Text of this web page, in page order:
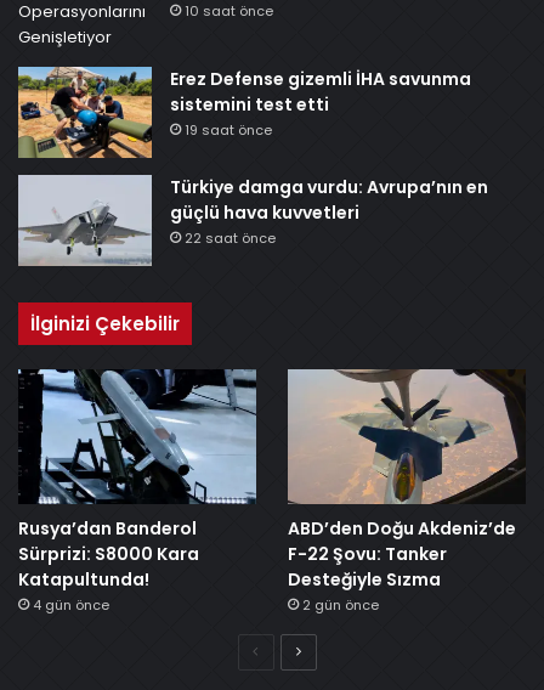
10 saat önce
Erez Defense gizemli İHA savunma
sistemini test etti
19 saat önce
Türkiye damga vurdu: Avrupa’nın en
güçlü hava kuvvetleri
22 saat önce
İlginizi Çekebilir
Rusya’dan Banderol
Sürprizi: S8000 Kara
Katapultunda!
4 gün önce
ABD’den Doğu Akdeniz’de
F-22 Şovu: Tanker
Desteğiyle Sızma
2 gün önce
ÖncekiSonraki